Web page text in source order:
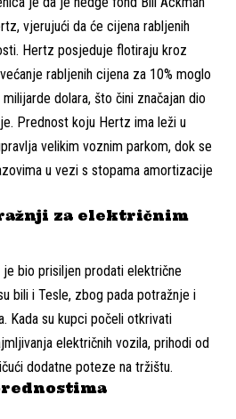
vjerujući da će cijena rabljenih
Hertz posjeduje flotiraju kroz
rabljenih cijena za 10% moglo
dolara, što čini značajan dio
Prednost koju Hertz ima leži u
velikim voznim parkom, dok se
u vezi s stopama amortizacije
za električnim
bio prisiljen prodati električne
bili i Tesle, zbog pada potražnje i
Kada su kupci počeli otkrivati
električnih vozila, prihodi od
dodatne poteze na tržištu.